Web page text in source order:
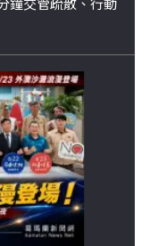
鐘交管疏散、行動